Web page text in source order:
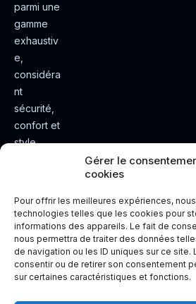
Gérer le
cookies
Pour offrir les meilleures expériences,
technologies telles que les cookies pour
informations des appareils. Le fait de
nous permettra de traiter des données
de navigation ou les ID uniques sur ce site.
consentir ou de retirer son consentement
sur certaines caractéristiques et fonctions.
parmi une
gamme
exhaustiv
e,
considéra
nt
sécurité,
confort et
style.
e de
conduite
plus sûre
et plus
agréable.